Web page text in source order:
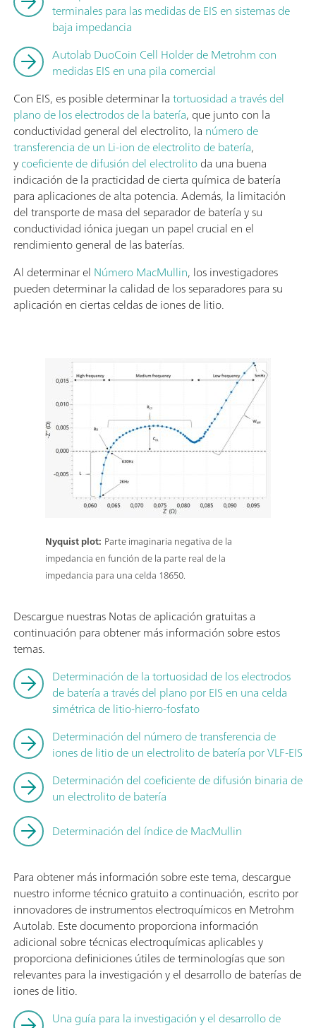
terminales para las medidas de EIS en sistemas de
baja impedancia
Autolab DuoCoin Cell Holder de Metrohm con
medidas EIS en una pila comercial
Con EIS, es posible determinar latortuosidad a través del
plano de los electrodos de la batería, que junto con la
conductividad general del electrolito, la número de
transferencia de un Li-ion de electrolito de batería,
ycoeficiente de difusión del electrolitoda una buena
indicación de la practicidad de cierta química de batería
para aplicaciones de alta potencia. Además, la limitación
del transporte de masa del separador de batería y su
conductividad iónica juegan un papel crucial en el
rendimiento general de las baterías.
Al determinar el Número MacMullin, los investigadores
pueden determinar la calidad de los separadores para su
aplicación en ciertas celdas de iones de litio.
Nyquist plot: Parte imaginaria negativa de la
impedancia en función de la parte real de la
impedancia para una celda 18650.
Descargue nuestras Notas de aplicación gratuitas a
continuación para obtener más información sobre estos
temas.
Determinación de la tortuosidad de los electrodos
de batería a través del plano por EIS en una celda
simétrica de litio-hierro-fosfato
Determinación del número de transferencia de
iones de litio de un electrolito de batería por VLF-EIS
Determinación del coeficiente de difusión binaria de
un electrolito de batería
Determinación del índice de MacMullin
Para obtener más información sobre este tema, descargue
nuestro informe técnico gratuito a continuación, escrito por
innovadores de instrumentos electroquímicos en Metrohm
Autolab. Este documento proporciona información
adicional sobre técnicas electroquímicas aplicables y
proporciona definiciones útiles de terminologías que son
relevantes para la investigación y el desarrollo de baterías de
iones de litio.
Una guía para la investigación y el desarrollo de